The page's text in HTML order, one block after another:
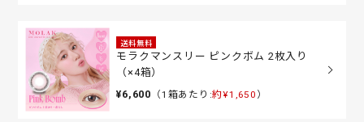
送料無料
モラクマンスリー ピンクボム 2枚入り
（×4箱）
¥6,600 （1箱あたり:約¥1,650 ）